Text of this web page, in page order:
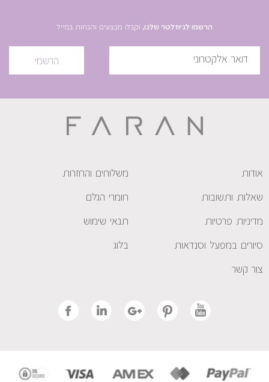
הרשמו לניוזלטר שלנו, וקבלו מבצעים והנחות במייל
הרשמי
אודות משלוחים והחזרות
שאלות ותשובות חומרי הגלם
מדיניות פרטיות תנאי שימוש
סיורים במפעל וסנדאות בלוג
צור קשר